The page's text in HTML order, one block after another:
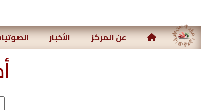
الصالحين الإسلامي عن المركز الأخبار